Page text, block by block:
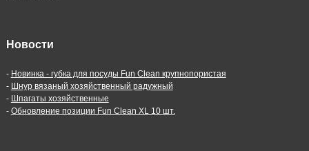
Новости
- Новинка - губка для посуды Fun Clean крупнопористая
- Шнур вязаный хозяйственный радужный
- Шпагаты хозяйственные
- Обновление позиции Fun Clean XL 10 шт.